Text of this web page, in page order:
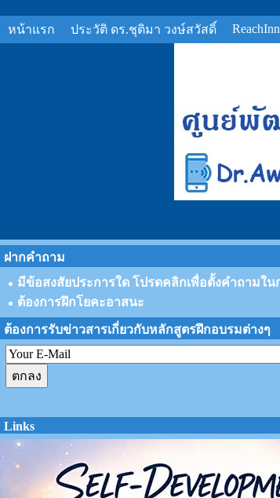
หน้าแรก ประวัติ ดร.ชุติมา วงษ์สวัสดิ์
ฝากคำถาม
มีข้อสงสัยประการใด โปรดคลิกเพื่อตั้งคำถามใน
ต้องการฝึกโยคะอาสนะ
ต้องการรับข่าวสารเกี่ยวกับหลักสูตรฝึกอบรมต่างๆ
Links